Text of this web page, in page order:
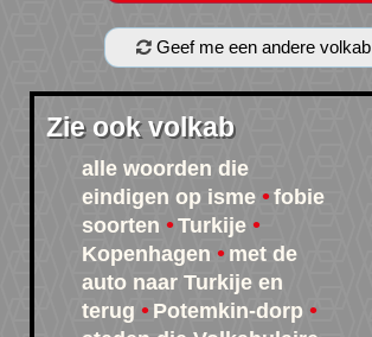
Geef me een andere volkab
Zie ook volkab
alle woorden die
eindigen op isme
fobie
soorten
Turkije
Kopenhagen
met de
auto naar Turkije en
terug
Potemkin-dorp